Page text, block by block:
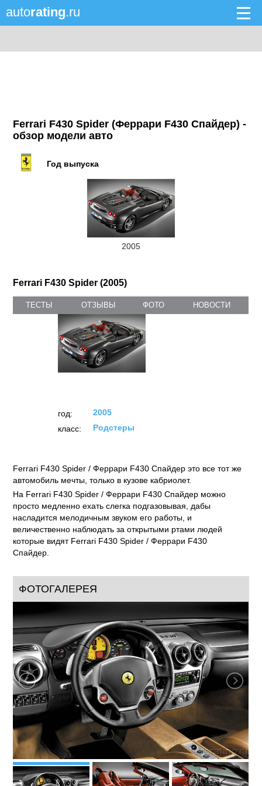
autorating.ru
Ferrari F430 Spider (Феррари F430 Спайдер) -
обзор модели авто
Год выпуска
2005
Ferrari F430 Spider (2005)
ТЕСТЫ ОТЗЫВЫ ФОТО НОВОСТИ
год:
2005
класс:
Родстеры
Ferrari F430 Spider / Феррари F430 Спайдер это все тот же
автомобиль мечты, только в кузове кабриолет.
На Ferrari F430 Spider / Феррари F430 Спайдер можно
просто медленно ехать слегка подгазовывая, дабы
насладится мелодичным звуком его работы, и
величественно наблюдать за открытыми ртами людей
которые видят Ferrari F430 Spider / Феррари F430
Спайдер.
ФОТОГАЛЕРЕЯ